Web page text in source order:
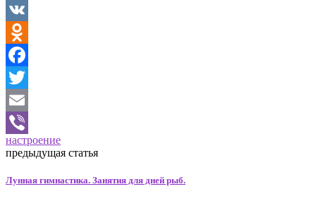
VK
Odnoklassniki
Facebook
Twitter
Email
Viber
настроение
предыдущая статья
Лунная гимнастика. Занятия для дней рыб.